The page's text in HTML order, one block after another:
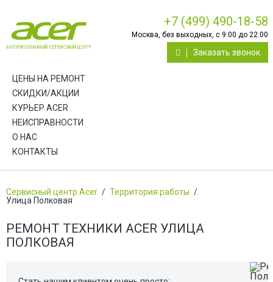
+7 (499) 490-18-58
Москва, без выходных, с 9:00 до 22:00
Заказать звонок
ЦЕНЫ НА РЕМОНТ
СКИДКИ/АКЦИИ
КУРЬЕР ACER
НЕИСПРАВНОСТИ
О НАС
КОНТАКТЫ
Сервисный центр Acer / Территория работы /
Улица Полковая
РЕМОНТ ТЕХНИКИ ACER УЛИЦА
ПОЛКОВАЯ